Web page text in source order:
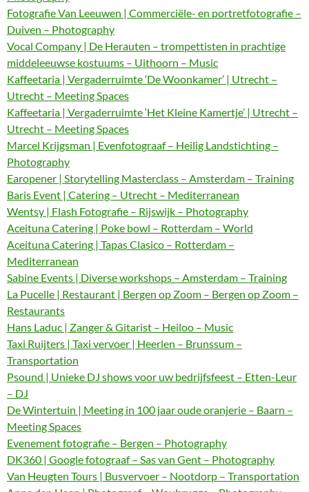
Fotografie Van Leeuwen | Commerciële- en portretfotografie –
Duiven – Photography
Vocal Company | De Herauten – trompettisten in prachtige
middeleeuwse kostuums – Uithoorn – Music
Kaffeetaria | Vergaderruimte ‘De Woonkamer’ | Utrecht –
Utrecht – Meeting Spaces
Kaffeetaria | Vergaderruimte ‘Het Kleine Kamertje’ | Utrecht –
Utrecht – Meeting Spaces
Marcel Krijgsman | Evenfotograaf – Heilig Landstichting –
Photography
Earopener | Storytelling Masterclass – Amsterdam – Training
Baris Event | Catering – Utrecht – Mediterranean
Wentsy | Flash Fotografie – Rijswijk – Photography
Aceituna Catering | Poke bowl – Rotterdam – World
Aceituna Catering | Tapas Clasico – Rotterdam –
Mediterranean
Sabine Events | Diverse workshops – Amsterdam – Training
La Pucelle | Restaurant | Bergen op Zoom – Bergen op Zoom –
Restaurants
Hans Laduc | Zanger & Gitarist – Heiloo – Music
Taxi Ruijters | Taxi vervoer | Heerlen – Brunssum –
Transportation
Psound | Unieke DJ shows voor uw bedrijfsfeest – Etten-Leur
– DJ
De Wintertuin | Meeting in 100 jaar oude oranjerie – Baarn –
Meeting Spaces
Evenement fotografie – Bergen – Photography
DK360 | Google fotograaf – Sas van Gent – Photography
Van Heugten Tours | Busvervoer – Nootdorp – Transportation